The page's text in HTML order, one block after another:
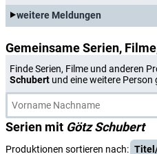
weitere Meldungen
Gemeinsame Serien,
Finde Serien, Filme und anderen
Schubert und eine weitere
Serien mit Götz Schubert
Produktionen sortieren nach: